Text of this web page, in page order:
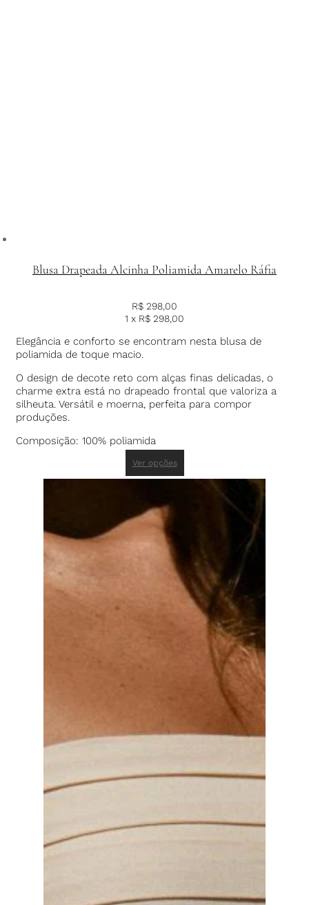
Blusa Drapeada Alcinha Poliamida Amarelo Ráfia
R$ 298,00
1 x R$ 298,00
Elegância e conforto se encontram nesta blusa de
poliamida de toque macio.
O design de decote reto com alças finas delicadas, o
charme extra está no drapeado frontal que valoriza a
silheuta. Versátil e moerna, perfeita para compor
produções.
Composição: 100% poliamida
Ver opções